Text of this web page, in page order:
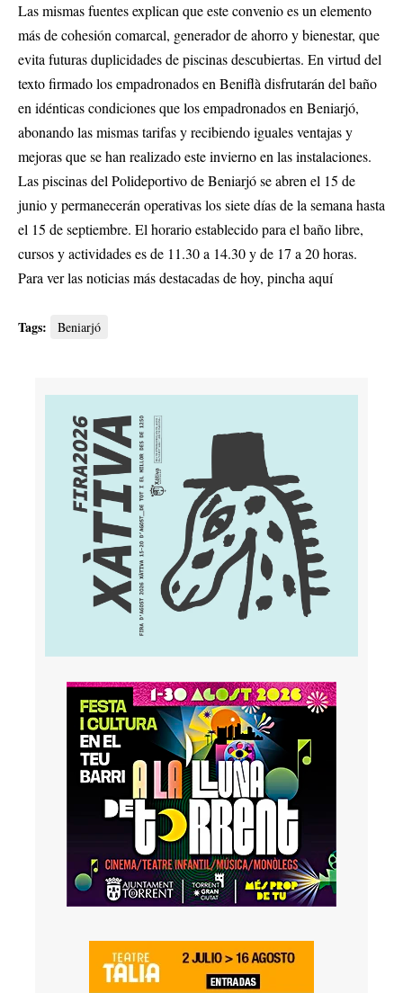
Las mismas fuentes explican que este convenio es un elemento
más de cohesión comarcal, generador de ahorro y bienestar, que
evita futuras duplicidades de piscinas descubiertas. En virtud del
texto firmado los empadronados en Beniflà disfrutarán del baño
en idénticas condiciones que los empadronados en Beniarjó,
abonando las mismas tarifas y recibiendo iguales ventajas y
mejoras que se han realizado este invierno en las instalaciones.
Las piscinas del Polideportivo de Beniarjó se abren el 15 de
junio y permanecerán operativas los siete días de la semana hasta
el 15 de septiembre. El horario establecido para el baño libre,
cursos y actividades es de 11.30 a 14.30 y de 17 a 20 horas.
Para ver las noticias más destacadas de hoy, pincha aquí
Tags: Beniarjó